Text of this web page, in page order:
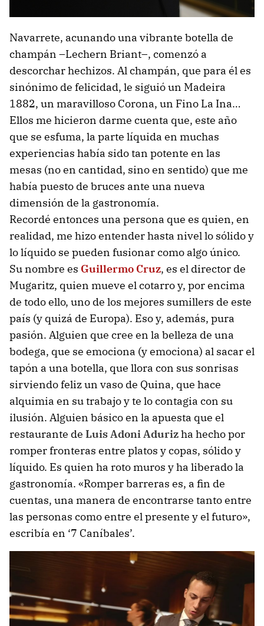
Navarrete, acunando una vibrante botella de
champán –Lechern Briant–, comenzó a
descorchar hechizos. Al champán, que para él es
sinónimo de felicidad, le siguió un Madeira
1882, un maravilloso Corona, un Fino La Ina…
Ellos me hicieron darme cuenta que, este año
que se esfuma, la parte líquida en muchas
experiencias había sido tan potente en las
mesas (no en cantidad, sino en sentido) que me
había puesto de bruces ante una nueva
dimensión de la gastronomía.
Recordé entonces una persona que es quien, en
realidad, me hizo entender hasta nivel lo sólido y
lo líquido se pueden fusionar como algo único.
Su nombre es Guillermo Cruz, es el director de
Mugaritz, quien mueve el cotarro y, por encima
de todo ello, uno de los mejores sumillers de este
país (y quizá de Europa). Eso y, además, pura
pasión. Alguien que cree en la belleza de una
bodega, que se emociona (y emociona) al sacar el
tapón a una botella, que llora con sus sonrisas
sirviendo feliz un vaso de Quina, que hace
alquimia en su trabajo y te lo contagia con su
ilusión. Alguien básico en la apuesta que el
restaurante de Luis Adoni Adurizha hecho por
romper fronteras entre platos y copas, sólido y
líquido. Es quien ha roto muros y ha liberado la
gastronomía. «Romper barreras es, a fin de
cuentas, una manera de encontrarse tanto entre
las personas como entre el presente y el futuro»,
escribía en ‘7 Caníbales’.